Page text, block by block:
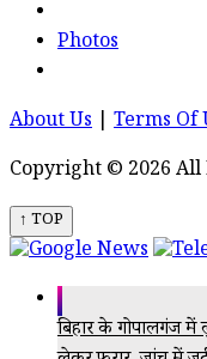
Photos
About Us Terms Of
Copyright © 2026 All
↑ TOP
बिहार के गोपालगंज में